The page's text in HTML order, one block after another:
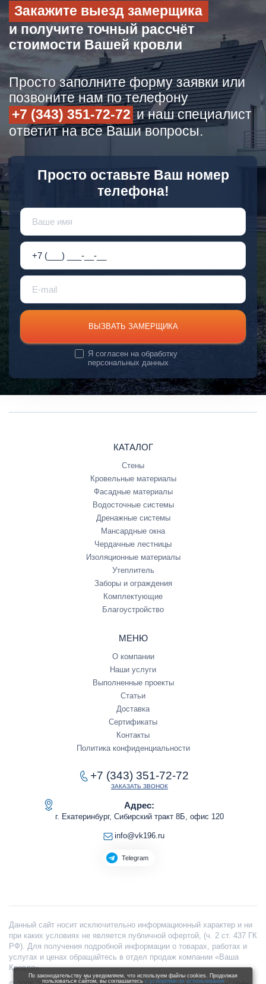
Закажите выезд замерщика
и получите точный рассчёт
стоимости Вашей кровли
Просто заполните форму заявки или
позвоните нам по телефону
+7 (343) 351-72-72 и наш специалист
ответит на все Ваши вопросы.
Просто оставьте Ваш номер
телефона!
ВЫЗВАТЬ ЗАМЕРЩИКА
Я согласен наобработку
персональных данных
КАТАЛОГ
Стены
Кровельные материалы
Фасадные материалы
Водосточные системы
Дренажные системы
Мансардные окна
Чердачные лестницы
Изоляционные материалы
Утеплитель
Заборы и ограждения
Комплектующие
Благоустройство
МЕНЮ
О компании
Наши услуги
Выполненные проекты
Статьи
Доставка
Сертификаты
Контакты
Политика конфиденциальности
+7 (343) 351-72-72
ЗАКАЗАТЬ ЗВОНОК
Адрес:
г. Екатеринбург, Сибирский тракт 8Б, офис 120
info@vk196.ru
Telegram
Данный сайт носит исключительно информационный характер и ни
при каких условиях не является публичной офертой, (ч. 2 ст. 437 ГК
РФ). Для получения подробной информации о товарах, работах и
услугах и ценах обращайтесь в отдел продаж компании «Ваша
Кровля».
По законодательству мы уведомляем, что используем файлы cookies. Продолжая
пользоваться сайтом, вы соглашаетесь с условиями их использования